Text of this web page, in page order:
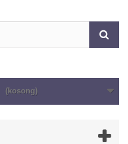
(kosong)